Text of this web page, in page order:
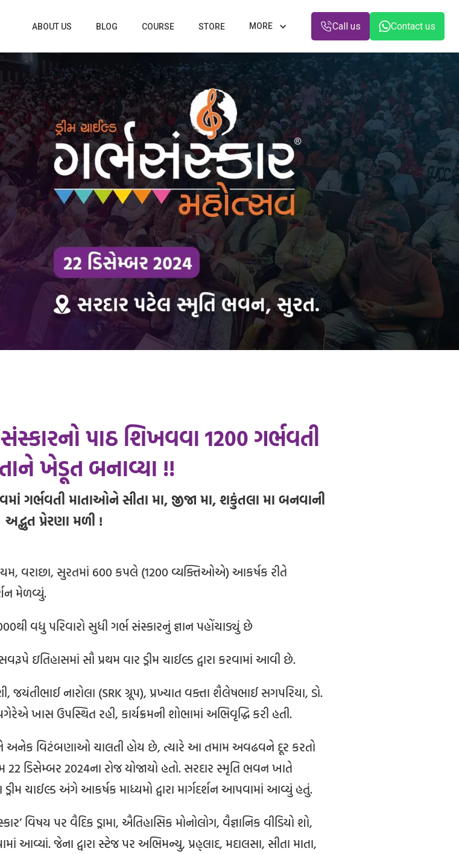
ABOUT US BLOG COURSE STORE MORE Call us Contact us
પાઠ શિખવવા 1200 ગર્ભવતી
ખેડૂત બનાવ્યા !!
ગર્ભવતી માતાઓને સીતા મા, જીજા મા, શકુંતલા મા બનવાની
અદ્ભુત પ્રેરણા મળી !
વરાછા, સુરતમાં 600 કપલે (1200 વ્યક્તિઓએ) આકર્ષક રીતે
મેળવ્યું.
વધુ પરિવારો સુધી ગર્ભ સંસ્કારનું જ્ઞાન પહોંચાડ્યું છે
ઇતિહાસમાં સૌ પ્રથમ વાર ડ્રીમ ચાઈલ્ડ દ્વારા કરવામાં આવી છે.
જયંતીભાઈ નારોલા (SRK ગ્રૂપ), પ્રખ્યાત વક્તા શૈલેષભાઈ સગપરિયા, ડો.
ખાસ ઉપસ્થિત રહી, કાર્યક્રમની શોભામાં અભિવૃદ્ધિ કરી હતી.
વિટંબણાઓ ચાલતી હોય છે, ત્યારે આ તમામ અવઢવને દૂર કરતો
22 ડિસેમ્બર 2024ના રોજ યોજાયો હતો. સરદાર સ્મૃતિ ભવન ખાતે
ચાઈલ્ડ અંગે આકર્ષક માધ્યમો દ્વારા માર્ગદર્શન આપવામાં આવ્યું હતું.
વિષય પર વૈદિક ડ્રામા, ઐતિહાસિક મોનોલોગ, વૈજ્ઞાનિક વીડિયો શો,
આવ્યાં. જેના દ્વારા સ્ટેજ પર અભિમન્યુ, પ્રહ્લાદ, મદાલસા, સીતા માતા,